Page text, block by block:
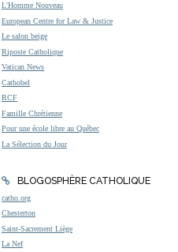
L'Homme Nouveau
European Centre for Law & Justice
Le salon beige
Riposte Catholique
Vatican News
Cathobel
RCF
Famille Chrétienne
Pour une école libre au Québec
La Sélection du Jour
BLOGOSPHÈRE CATHOLIQUE
catho.org
Chesterton
Saint-Sacrement Liège
La Nef